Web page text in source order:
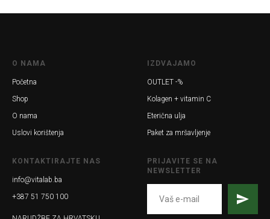
O NAMA
Početna
Shop
O nama
Uslovi korištenja
IZDVAJAMO
OUTLET -%
Kolagen + vitamin C
Eterična ulja
Paket za mršavljenje
KONTAKTIRAJTE NAS
info@vitalab.ba
+387 51 750 100
PRIJAVITE SE NA
NEWSLETTER